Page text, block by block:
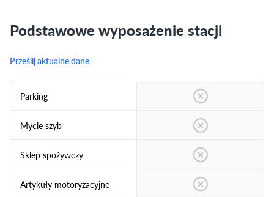
Podstawowe wyposażenie stacji
Prześlij aktualne dane
Parking
Mycie szyb
Sklep spożywczy
Artykuły motoryzacyjne